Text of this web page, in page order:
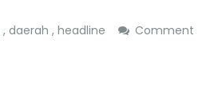
, daerah , headline Comment